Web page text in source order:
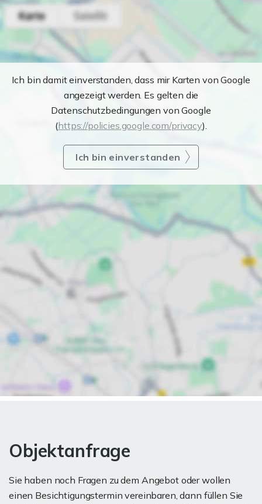
Ich bin damit einverstanden, dass mir Karten von Google
angezeigt werden. Es gelten die
Datenschutzbedingungen von Google
(https://policies.google.com/privacy).
Ich bin einverstanden
Objektanfrage
Sie haben noch Fragen zu dem Angebot oder wollen
einen Besichtigungstermin vereinbaren, dann füllen Sie